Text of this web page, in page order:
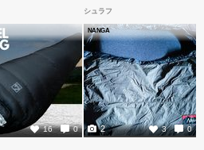
16 0
シュラフ
NANGA
3 0
2